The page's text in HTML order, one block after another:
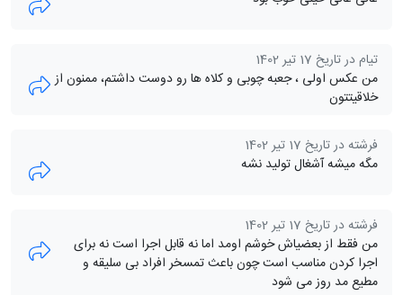
تیام در تاریخ 17 تیر 1402
من عکس اولی ، جعبه چوبی و کلاه ها رو دوست داشتم، ممنون از
خلاقیتتون
فرشته در تاریخ 17 تیر 1402
مگه میشه آشغال تولید نشه
فرشته در تاریخ 17 تیر 1402
من فقط از بعضیاش خوشم اومد اما نه قابل اجرا است نه برای
اجرا کردن مناسب است چون باعث تمسخر افراد بی سلیقه و
مطیع مد روز می شود